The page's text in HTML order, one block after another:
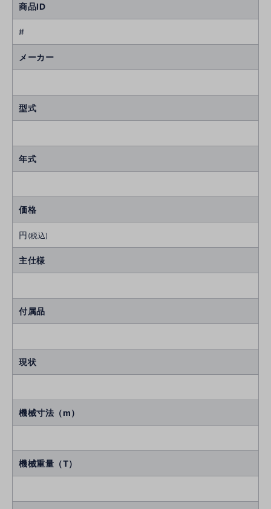
商品ID
#
メーカー
型式
年式
価格
円 (税込)
主仕様
付属品
現状
機械寸法（m）
機械重量（T）